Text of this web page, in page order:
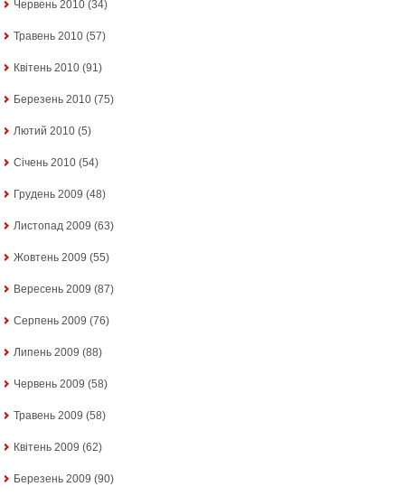
Червень 2010 (34)
Травень 2010 (57)
Квітень 2010 (91)
Березень 2010 (75)
Лютий 2010 (5)
Січень 2010 (54)
Грудень 2009 (48)
Листопад 2009 (63)
Жовтень 2009 (55)
Вересень 2009 (87)
Серпень 2009 (76)
Липень 2009 (88)
Червень 2009 (58)
Травень 2009 (58)
Квітень 2009 (62)
Березень 2009 (90)